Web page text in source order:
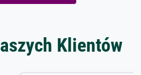
Klientów